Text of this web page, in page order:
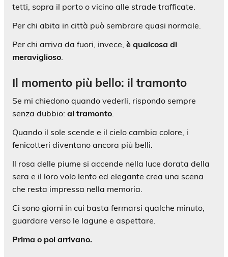
tetti, sopra il porto o vicino alle strade trafficate.
Per chi abita in città può sembrare quasi normale.
Per chi arriva da fuori, invece, è qualcosa di
meraviglioso.
Il momento più bello: il tramonto
Se mi chiedono quando vederli, rispondo sempre
senza dubbio: al tramonto.
Quando il sole scende e il cielo cambia colore, i
fenicotteri diventano ancora più belli.
Il rosa delle piume si accende nella luce dorata della
sera e il loro volo lento ed elegante crea una scena
che resta impressa nella memoria.
Ci sono giorni in cui basta fermarsi qualche minuto,
guardare verso le lagune e aspettare.
Prima o poi arrivano.